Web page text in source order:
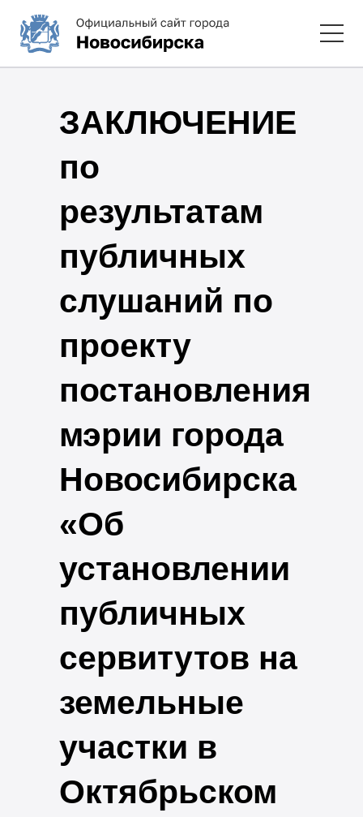
ЗАКЛЮЧЕНИЕ
по
результатам
публичных
слушаний по
проекту
постановления
мэрии города
Новосибирска
«Об
установлении
публичных
сервитутов на
земельные
участки в
Октябрьском